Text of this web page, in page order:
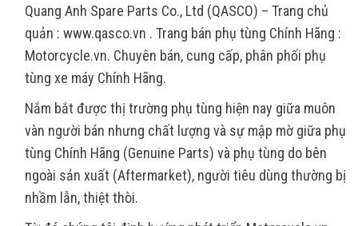
Quang Anh Spare Parts Co., Ltd (QASCO) – Trang chủ
quản : www.qasco.vn . Trang bán phụ tùng Chính Hãng :
Motorcycle.vn. Chuyên bán, cung cấp, phân phối phụ
tùng xe máy Chính Hãng.
Nắm bắt được thị trường phụ tùng hiện nay giữa muôn
vàn người bán nhưng chất lượng và sự mập mờ giữa phụ
tùng Chính Hãng (Genuine Parts) và phụ tùng do bên
ngoài sản xuất (Aftermarket), người tiêu dùng thường bị
nhầm lẫn, thiệt thòi.